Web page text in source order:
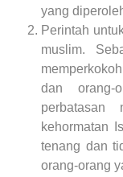
yang
Perintah
muslim.
dan orang-
perbatasan
kehormatan
tenang dan
orang-orang